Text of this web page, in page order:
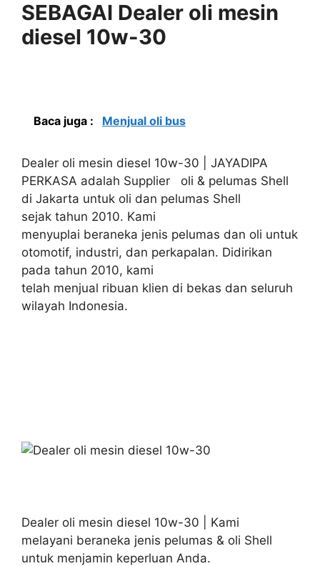
SEBAGAI Dealer oli mesin
diesel 10w-30
Baca juga : Menjual oli bus
Dealer oli mesin diesel 10w-30 | JAYADIPA
PERKASA adalah Supplier oli & pelumas Shell
di Jakarta untuk oli dan pelumas Shell
sejak tahun 2010. Kami
menyuplai beraneka jenis pelumas dan oli untuk
otomotif, industri, dan perkapalan. Didirikan
pada tahun 2010, kami
telah menjual ribuan klien di bekas dan seluruh
wilayah Indonesia.
Dealer oli mesin diesel 10w-30 | Kami
melayani beraneka jenis pelumas & oli Shell
untuk menjamin keperluan Anda.